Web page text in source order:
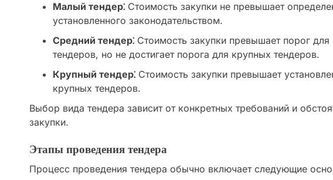
Малый тендер⁚ Стоимость закупки не превышает
установленного законодательством.
Средний тендер⁚ Стоимость закупки превышает порог
тендеров, но не достигает порога для крупных тендеров.
Крупный тендер⁚ Стоимость закупки превышает
крупных тендеров.
Выбор вида тендера зависит от конкретных требований и
закупки.
Этапы проведения тендера
Процесс проведения тендера обычно включает следующие